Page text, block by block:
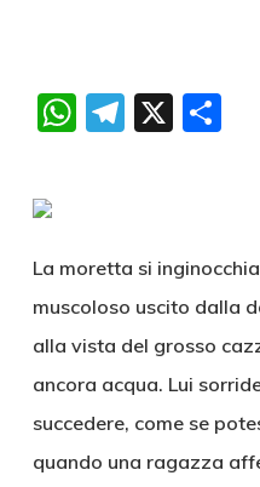
WhatsApp
X
La moretta si
muscoloso uscito dalla
alla vista del grosso
ancora acqua. Lui
succedere, come se
quando una ragazza